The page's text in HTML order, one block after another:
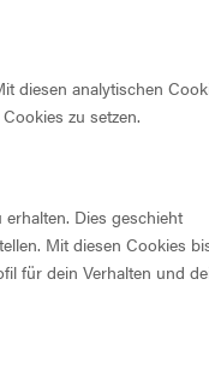
diesen analytischen
zu setzen.
Dies geschieht
Mit diesen Cookies
für dein Verhalten und